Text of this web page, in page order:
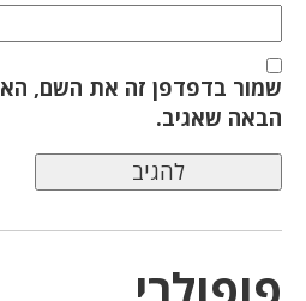
שמור בדפדפן זה את השם,
הבאה שאגיב.